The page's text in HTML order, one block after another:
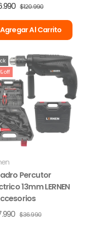
$120.990
Agregar Al Carrito
off
Percutor
13mm LERNEN
$36.990